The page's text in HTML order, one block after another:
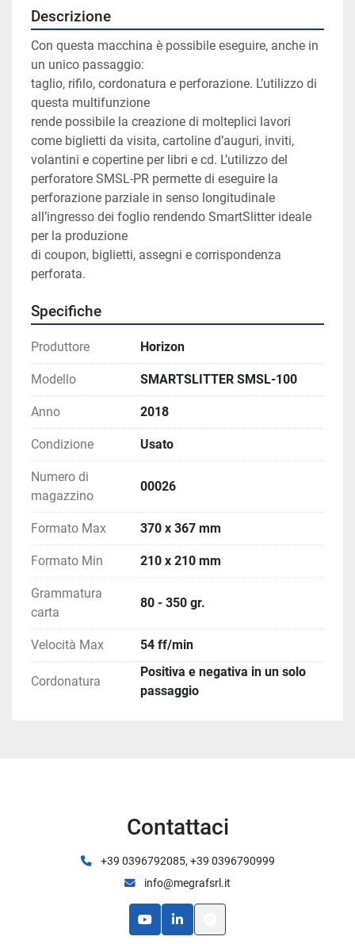
Descrizione
Con questa macchina è possibile eseguire, anche in
un unico passaggio:
taglio, rifilo, cordonatura e perforazione. L’utilizzo di
questa multifunzione
rende possibile la creazione di molteplici lavori
come biglietti da visita, cartoline d’auguri, inviti,
volantini e copertine per libri e cd. L’utilizzo del
perforatore SMSL-PR permette di eseguire la
perforazione parziale in senso longitudinale
all’ingresso dei foglio rendendo SmartSlitter ideale
per la produzione
di coupon, biglietti, assegni e corrispondenza
perforata.
Specifiche
Produttore Horizon
Modello SMARTSLITTER SMSL-100
Anno 2018
Condizione Usato
Numero di
magazzino
00026
Formato Max 370 x 367 mm
Formato Min 210 x 210 mm
Grammatura
carta
80 - 350 gr.
Velocità Max 54 ff/min
Cordonatura
Positiva e negativa in un solo
passaggio
Contattaci
+39 0396792085, +39 0396790999
info@megrafsrl.it
youtubelinkedin